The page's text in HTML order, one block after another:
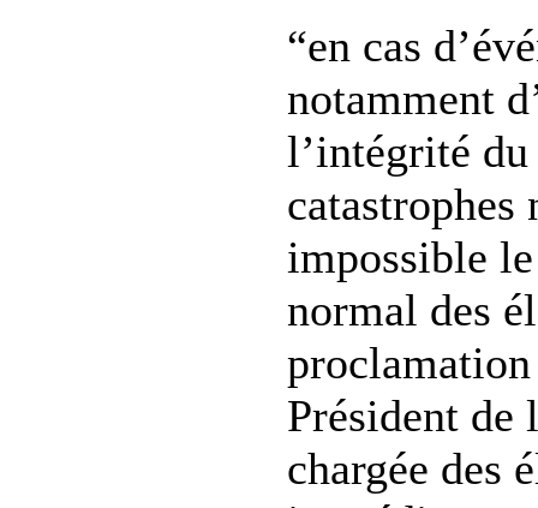
“en cas
notamment
l’intégrité
catastrophes
impossible
normal des
Président de
chargée des